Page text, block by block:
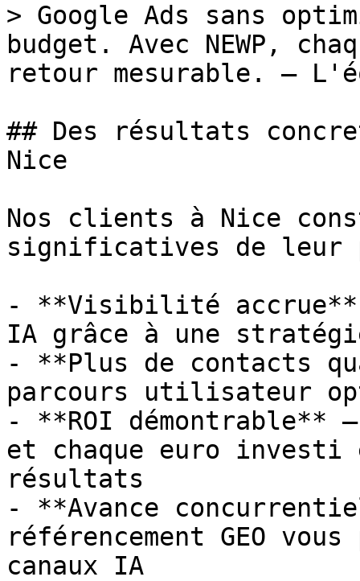
> Google Ads sans
budget. Avec NEWP,
retour mesurable. —
## Des résultats
Nice
Nos clients à Nice
significatives de leur
- **Visibilité accrue**
IA grâce à une
- **Plus de contacts
parcours utilisateur
- **ROI démontrable**
et chaque euro
résultats
- **Avance
référencement GEO
canaux IA